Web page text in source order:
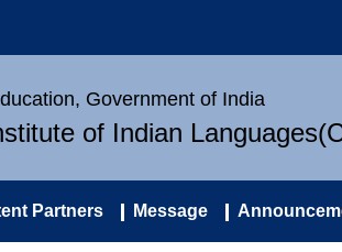
Government of India
of Indian
Partners Message